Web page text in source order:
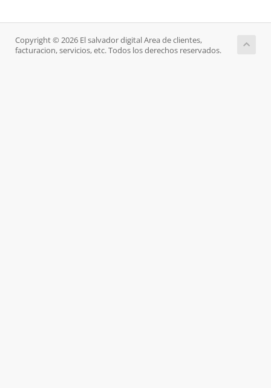
Copyright © 2026 El salvador digital Area de clientes,
facturacion, servicios, etc. Todos los derechos reservados.